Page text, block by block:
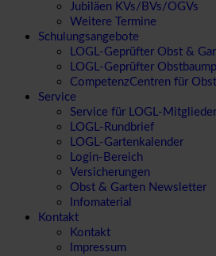
Jubiläen KVs/BVs/OGVs
Weitere Termine
Schulungsangebote
LOGL-Geprüfter Obst &
LOGL-Geprüfter
CompetenzCentren für
Service
Service für LOGL-Mitglieder
LOGL-Rundbrief
LOGL-Gartenkalender
Login-Bereich
Versicherungen
Obst & Garten Newsletter
Infomaterial
Kontakt
Kontakt
Impressum